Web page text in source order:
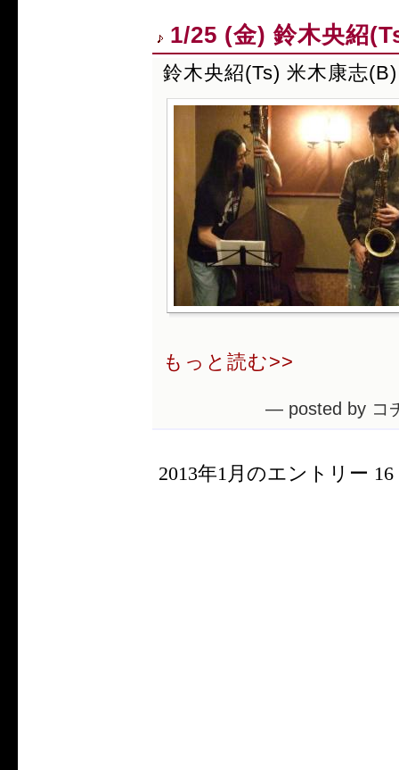
1/25 (金) 鈴木央紹
鈴木央紹(Ts) 米木康志(B)
もっと読む>>
— posted by コ
2013年1月のエントリー